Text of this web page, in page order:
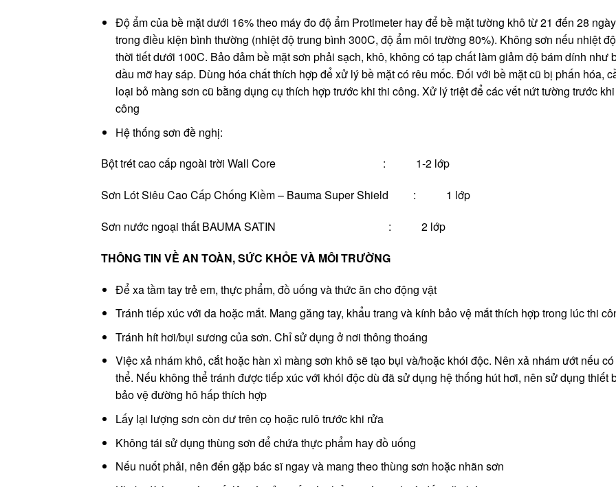
Độ ẩm của bề mặt dưới 16% theo máy đo độ ẩm Protimeter hay để bề mặt tường khô từ 21 đến 28 ngày
trong điều kiện bình thường (nhiệt độ trung bình 300C, độ ẩm môi trường 80%). Không sơn nếu nhiệt độ
thời tiết dưới 100C. Bảo đảm bề mặt sơn phải sạch, khô, không có tạp chất làm giảm độ bám dính như
dầu mỡ hay sáp. Dùng hóa chất thích hợp để xử lý bề mặt có rêu mốc. Đối với bề mặt cũ bị phấn hóa,
loại bỏ màng sơn cũ bằng dụng cụ thích hợp trước khi thi công. Xử lý triệt để các vết nứt tường trước
công
Hệ thống sơn đề nghị:
Bột trét cao cấp ngoài trời Wall Core : 1-2 lớp
Sơn Lót Siêu Cao Cấp Chống Kiềm – Bauma Super Shield : 1 lớp
Sơn nước ngoại thất BAUMA SATIN : 2 lớp
THÔNG TIN VỀ AN TOÀN, SỨC KHỎE VÀ MÔI TRƯỜNG
Để xa tầm tay trẻ em, thực phẩm, đồ uống và thức ăn cho động vật
Tránh tiếp xúc với da hoặc mắt. Mang găng tay, khẩu trang và kính bảo vệ mắt thích hợp trong lúc thi
Tránh hít hơi/bụi sương của sơn. Chỉ sử dụng ở nơi thông thoáng
Việc xả nhám khô, cắt hoặc hàn xì màng sơn khô sẽ tạo bụi và/hoặc khói độc. Nên xả nhám ướt nếu có
thể. Nếu không thể tránh được tiếp xúc với khói độc dù đã sử dụng hệ thống hút hơi, nên sử dụng thiết
bảo vệ đường hô hấp thích hợp
Lấy lại lượng sơn còn dư trên cọ hoặc rulô trước khi rửa
Không tái sử dụng thùng sơn để chứa thực phẩm hay đồ uống
Nếu nuốt phải, nên đến gặp bác sĩ ngay và mang theo thùng sơn hoặc nhãn sơn